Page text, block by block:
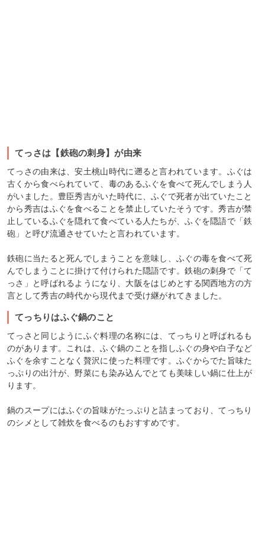
てっさは【鉄砲の刺身】が由来
てっさの由来は、安土桃山時代に遡ると言われています。ふぐは
古くから食べられていて、毒のあるふぐを食べて死んでしまう人
がいました。豊臣秀吉がいた時代に、ふぐで死者が出ていたこと
から秀吉はふぐを食べることを禁止していたそうです。秀吉が禁
止しているふぐを隠れて食べている人たちが、ふぐを隠語で「鉄
砲」と呼び流通させていたと言われています。
鉄砲に当たると死んでしまうことを意味し、ふぐの毒を食べて死
んでしまうことに掛けて付けられた隠語です。鉄砲の刺身で「て
っさ」と呼ばれるようになり、大阪をはじめとする関西地方の方
言として秀吉の時代から現代まで受け継がれてきました。
てっちりはふぐ鍋のこと
てっさと同じようにふぐ料理の名称には、てっちりと呼ばれるも
のがあります。これは、ふぐ鍋のことを指しふぐの身や白子など
ふぐを余すことなく贅沢に使った料理です。ふぐからでた旨味た
っぷりの出汁が、野菜にも染み込んでとても美味しい鍋に仕上が
ります。
鍋のスープにはふぐの旨味がたっぷりと詰まっており、てっちり
のシメとして雑炊を食べるのもおすすめです。